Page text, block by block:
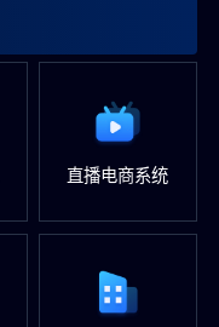
直播电商系统